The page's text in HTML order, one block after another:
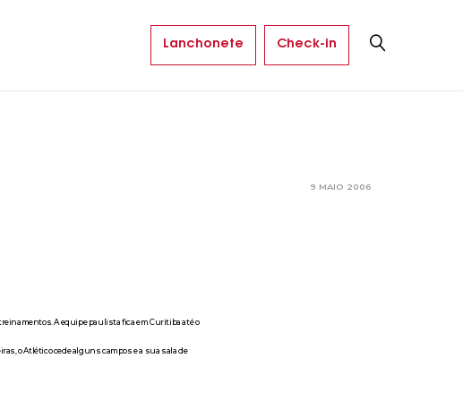
Lanchonete Check-in
9 MAIO 2006
A equipe paulista fica em Curitiba até o
o Atlético cede alguns campos e a sua sala de